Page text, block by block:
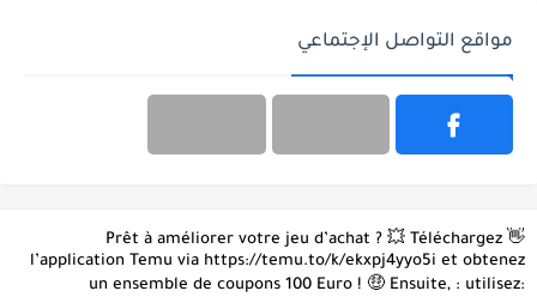
مواقع التواصل الإجتماعي
👋 Prêt à améliorer votre jeu d’achat ? 💥 Téléchargez
l’application Temu via https://temu.to/k/ekxpj4yyo5i et obtenez
un ensemble de coupons 100 Euro ! 🤑 Ensuite, : utilisez: